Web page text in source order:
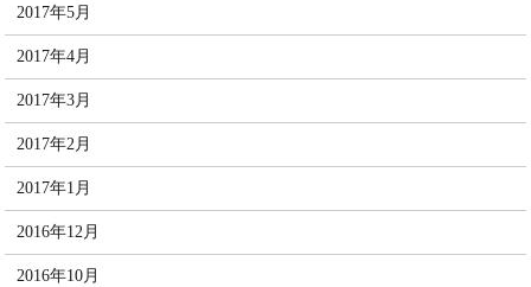
2017年5月
2017年4月
2017年3月
2017年2月
2017年1月
2016年12月
2016年10月